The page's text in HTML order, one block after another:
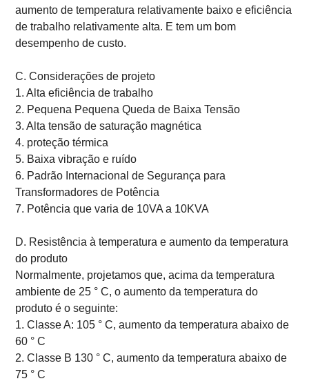
aumento de temperatura relativamente baixo e eficiência
de trabalho relativamente alta. E tem um bom
desempenho de custo.
C. Considerações de projeto
1. Alta eficiência de trabalho
2. Pequena Pequena Queda de Baixa Tensão
3. Alta tensão de saturação magnética
4. proteção térmica
5. Baixa vibração e ruído
6. Padrão Internacional de Segurança para
Transformadores de Potência
7. Potência que varia de 10VA a 10KVA
D. Resistência à temperatura e aumento da temperatura
do produto
Normalmente, projetamos que, acima da temperatura
ambiente de 25 ° C, o aumento da temperatura do
produto é o seguinte:
1. Classe A: 105 ° C, aumento da temperatura abaixo de
60 ° C
2. Classe B 130 ° C, aumento da temperatura abaixo de
75 ° C